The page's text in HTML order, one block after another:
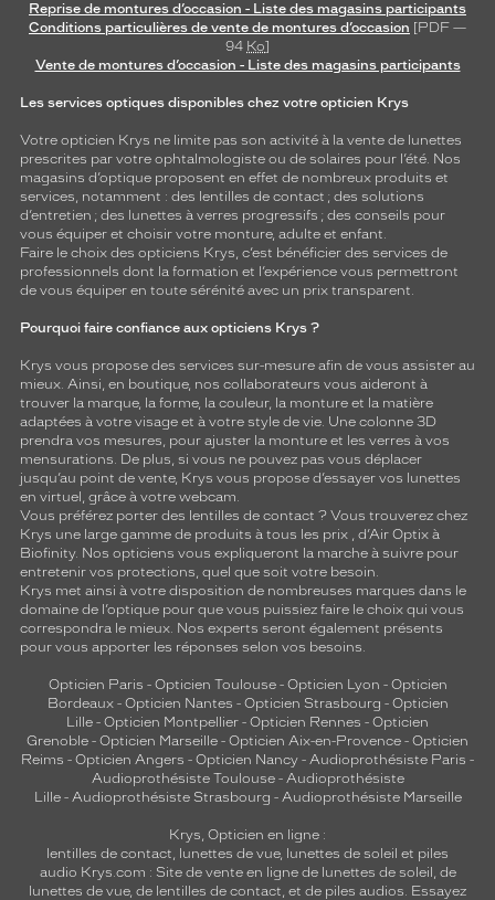
Reprise de montures d’occasion - Liste des magasins participants
Conditions particulières de vente de montures d’occasion [PDF —
94 Ko]
Vente de montures d’occasion - Liste des magasins participants
Les services optiques disponibles chez votre opticien Krys
Votre opticien Krys ne limite pas son activité à la vente de lunettes
prescrites par votre ophtalmologiste ou de solaires pour l’été. Nos
magasins d’optique proposent en effet de nombreux produits et
services, notamment : des lentilles de contact ; des solutions
d’entretien ; des lunettes à verres progressifs ; des conseils pour
vous équiper et choisir votre monture, adulte et enfant.
Faire le choix des opticiens Krys, c’est bénéficier des services de
professionnels dont la formation et l’expérience vous permettront
de vous équiper en toute sérénité avec un prix transparent.
Pourquoi faire confiance aux opticiens Krys ?
Krys vous propose des services sur-mesure afin de vous assister au
mieux. Ainsi, en boutique, nos collaborateurs vous aideront à
trouver la marque, la forme, la couleur, la monture et la matière
adaptées à votre visage et à votre style de vie. Une colonne 3D
prendra vos mesures, pour ajuster la monture et les verres à vos
mensurations. De plus, si vous ne pouvez pas vous déplacer
jusqu’au point de vente, Krys vous propose d’essayer vos lunettes
en virtuel, grâce à votre webcam.
Vous préférez porter des lentilles de contact ? Vous trouverez chez
Krys une large gamme de produits à tous les prix , d’Air Optix à
Biofinity. Nos opticiens vous expliqueront la marche à suivre pour
entretenir vos protections, quel que soit votre besoin.
Krys met ainsi à votre disposition de nombreuses marques dans le
domaine de l’optique pour que vous puissiez faire le choix qui vous
correspondra le mieux. Nos experts seront également présents
pour vous apporter les réponses selon vos besoins.
Opticien Paris - Opticien Toulouse- Opticien Lyon - Opticien
Bordeaux- Opticien Nantes - Opticien Strasbourg - Opticien
Lille - Opticien Montpellier - Opticien Rennes - Opticien
Grenoble - Opticien Marseille - Opticien Aix-en-Provence - Opticien
Reims - Opticien Angers - Opticien Nancy - Audioprothésiste Paris -
Audioprothésiste Toulouse- Audioprothésiste
Lille- Audioprothésiste Strasbourg - Audioprothésiste Marseille
Krys, Opticien en ligne :
lentilles de contact, lunettes de vue, lunettes de soleil et piles
audio Krys.com : Site de vente en ligne de lunettes de soleil, de
lunettes de vue, de lentilles de contact, et de piles audios. Essayez